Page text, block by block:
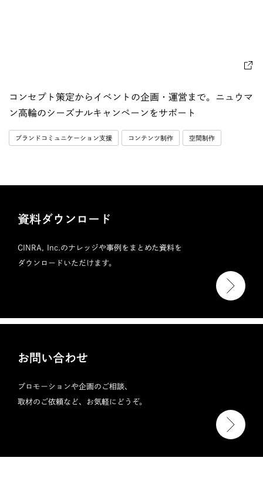
コンセプト策定からイベントの企画・運営まで。ニュウマ
ン高輪のシーズナルキャンペーンをサポート
ブランドコミュニケーション支援 コンテンツ制作 空間制作
資料ダウンロード
CINRA, Inc.のナレッジや事例をまとめた資料を
ダウンロードいただけます。
お問い合わせ
プロモーションや企画のご相談、
取材のご依頼など、お気軽にどうぞ。